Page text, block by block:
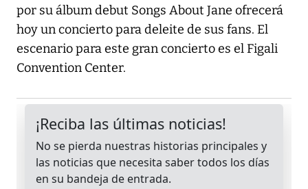
por su álbum debut Songs About Jane ofrecerá
hoy un concierto para deleite de sus fans. El
escenario para este gran concierto es el Figali
Convention Center.